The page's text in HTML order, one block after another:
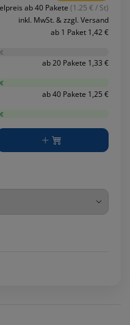
ab 40 Pakete (1.25 € / St)
inkl. MwSt. & zzgl. Versand
ab 1 Paket 1,42 €
ab 20 Pakete 1,33 €
ab 40 Pakete 1,25 €